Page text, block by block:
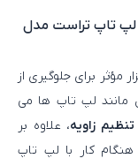
لپ تاپ تراست مدل
مؤثر برای جلوگیری از
لپ تاپ ها می
زاویه، علاوه بر
کار با لپ تاپ